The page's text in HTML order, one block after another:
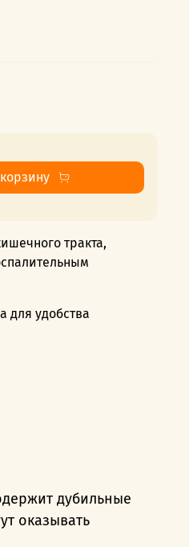
тракта,
для удобства
дубильные
оказывать